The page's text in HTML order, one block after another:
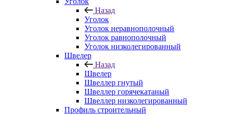
Назад
Уголок
Уголок неравнополочный
Уголок равнополочный
Уголок низколегированный
Швелер
Назад
Швелер
Швеллер гнутый
Швеллер горячекатаный
Швеллер низколегированный
Профиль строительный